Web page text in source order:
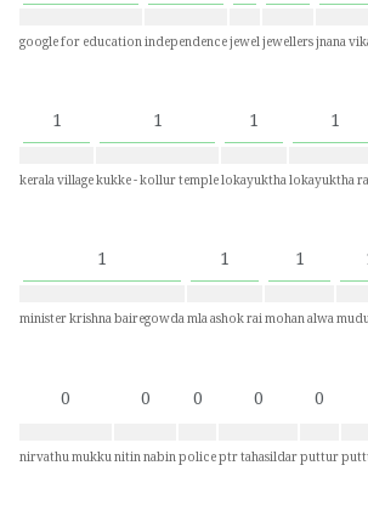
google for educationindependencejeweljewellersjnana
1
kerala village
1
kukke - kollur temple
1
lokayuktha
1
lokayuktha
1
minister krishna bairegowda
1
mla ashok rai
1
mohan alwa
0
nirvathu mukku
0
nitin nabin
0
police
0
ptr tahasildar
0
puttur